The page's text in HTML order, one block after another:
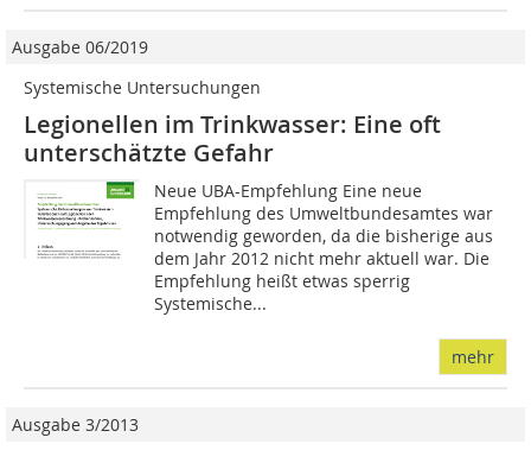
Ausgabe 06/2019
Systemische Untersuchungen
Legionellen im Trinkwasser: Eine oft
unterschätzte Gefahr
Neue UBA-Empfehlung Eine neue
Empfehlung des Umweltbundesamtes war
notwendig geworden, da die bisherige aus
dem Jahr 2012 nicht mehr aktuell war. Die
Empfehlung heißt etwas sperrig
Systemische...
mehr
Ausgabe 3/2013